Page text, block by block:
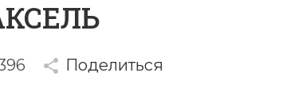
Поделиться